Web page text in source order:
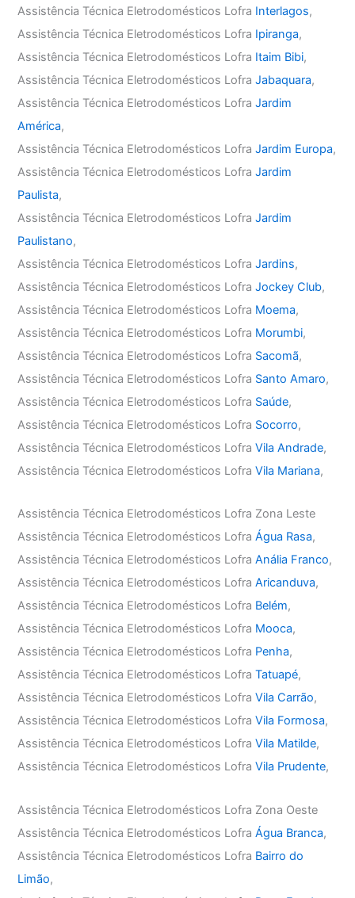
Assistência Técnica Eletrodomésticos Lofra Interlagos,
Assistência Técnica Eletrodomésticos Lofra Ipiranga,
Assistência Técnica Eletrodomésticos Lofra Itaim Bibi,
Assistência Técnica Eletrodomésticos LofraJabaquara,
Assistência Técnica Eletrodomésticos LofraJardim
América,
Assistência Técnica Eletrodomésticos LofraJardim Europa,
Assistência Técnica Eletrodomésticos LofraJardim
Paulista,
Assistência Técnica Eletrodomésticos LofraJardim
Paulistano,
Assistência Técnica Eletrodomésticos LofraJardins,
Assistência Técnica Eletrodomésticos LofraJockey Club,
Assistência Técnica Eletrodomésticos Lofra Moema,
Assistência Técnica Eletrodomésticos Lofra Morumbi,
Assistência Técnica Eletrodomésticos Lofra Sacomã,
Assistência Técnica Eletrodomésticos Lofra Santo Amaro,
Assistência Técnica Eletrodomésticos Lofra Saúde,
Assistência Técnica Eletrodomésticos Lofra Socorro,
Assistência Técnica Eletrodomésticos LofraVila Andrade,
Assistência Técnica Eletrodomésticos LofraVila Mariana,
Assistência Técnica Eletrodomésticos Lofra Zona Leste
Assistência Técnica Eletrodomésticos LofraÁgua Rasa,
Assistência Técnica Eletrodomésticos LofraAnália Franco,
Assistência Técnica Eletrodomésticos LofraAricanduva,
Assistência Técnica Eletrodomésticos Lofra Belém,
Assistência Técnica Eletrodomésticos Lofra Mooca,
Assistência Técnica Eletrodomésticos Lofra Penha,
Assistência Técnica Eletrodomésticos LofraTatuapé,
Assistência Técnica Eletrodomésticos LofraVila Carrão,
Assistência Técnica Eletrodomésticos LofraVila Formosa,
Assistência Técnica Eletrodomésticos LofraVila Matilde,
Assistência Técnica Eletrodomésticos LofraVila Prudente,
Assistência Técnica Eletrodomésticos Lofra Zona Oeste
Assistência Técnica Eletrodomésticos LofraÁgua Branca,
Assistência Técnica Eletrodomésticos Lofra Bairro do
Limão,